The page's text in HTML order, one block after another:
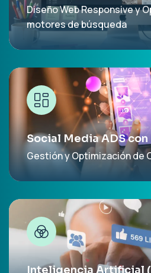
Diseño Web Responsive y
motores de búsqueda
Social Media ADS con
Gestión y Optimización de
Inteligencia Artificial